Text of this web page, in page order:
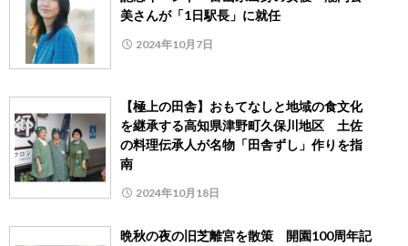
美さんが「1日駅長」に就任
2024年10月7日
【極上の田舎】おもてなしと地域の食文化
を継承する高知県津野町久保川地区 土佐
の料理伝承人が名物「田舎ずし」作りを指
南
2024年10月18日
晩秋の夜の旧芝離宮を散策 開園100周年記